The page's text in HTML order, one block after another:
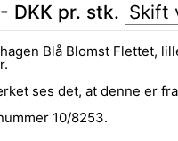
DKK pr. stk.
Blå Blomst Flettet,
ses det, at denne er
10/8253.